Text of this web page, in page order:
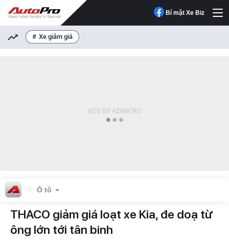
Bí mật Xe Biz
Xe giảm giá
Ô tô
THACO giảm giá loạt xe Kia, đe doạ từ
ông lớn tới tân binh